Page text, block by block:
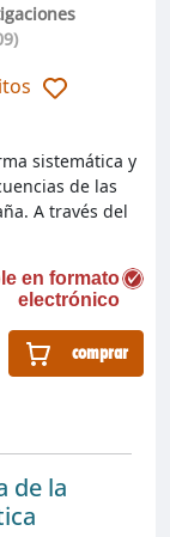
en formato
electrónico
comprar
sistemática y
de las
A través del
de la